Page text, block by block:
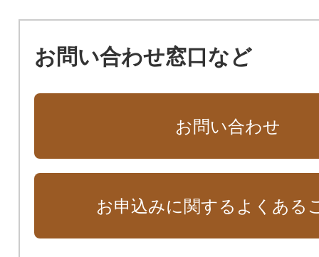
お問い合わせ窓口など
お問い合わせ
お申込みに関するよくある